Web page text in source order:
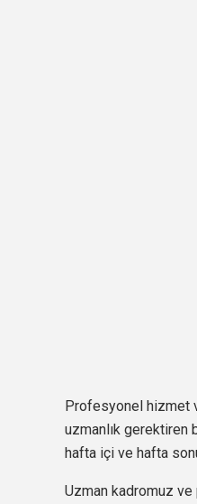
Profesyonel hizmet
uzmanlık gerektiren
hafta içi ve hafta
Uzman kadromuz ve